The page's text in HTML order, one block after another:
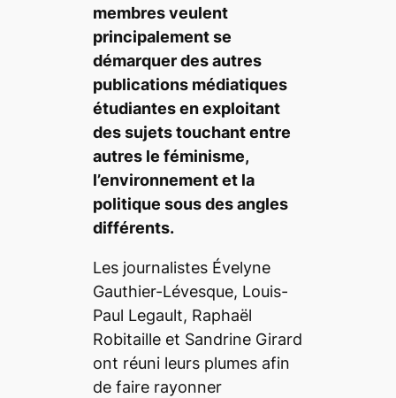
membres veulent
principalement se
démarquer des autres
publications médiatiques
étudiantes en exploitant
des sujets touchant entre
autres le féminisme,
l’environnement et la
politique sous des angles
différents.
Les journalistes Évelyne
Gauthier-Lévesque, Louis-
Paul Legault, Raphaël
Robitaille et Sandrine Girard
ont réuni leurs plumes afin
de faire rayonner